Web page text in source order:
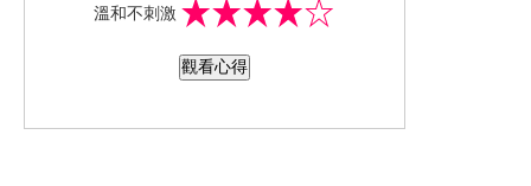
" SOFINA蘇菲娜芯美顏美白瀅潤透露升
吸收力快 、不黏膩 、不油膩 、濕敷效果
芯美顏美白瀅潤日間防禦乳升級版(清爽
＜美白＞30ml ＋ 2. 混合肌適用飽水控油
油雙效日間防護乳＜美白＞8ml）
做試用 !
好 ! 它是專為台灣女性所設計 !
+ 保濕又不黏膩的保養品來提升自我美肌
溫和不刺激
觀看心得